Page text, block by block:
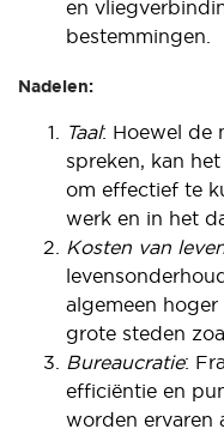
en
bestemmingen.
Nadelen:
Taal: Hoewel de
spreken, kan
om effectief te
werk en in het
Kosten van
algemeen
grote steden
Bureaucratie:
efficiëntie en
worden ervaren